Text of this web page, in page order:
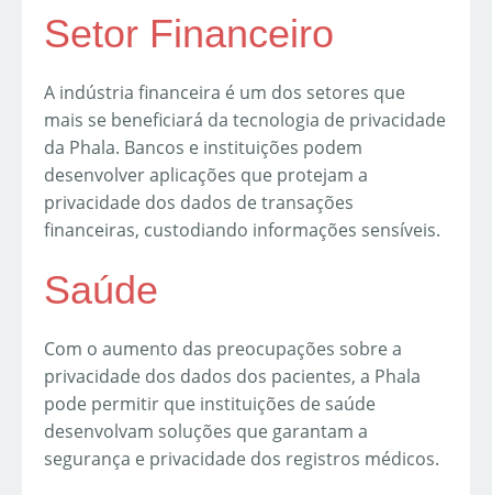
Setor Financeiro
A indústria financeira é um dos setores que
mais se beneficiará da tecnologia de privacidade
da Phala. Bancos e instituições podem
desenvolver aplicações que protejam a
privacidade dos dados de transações
financeiras, custodiando informações sensíveis.
Saúde
Com o aumento das preocupações sobre a
privacidade dos dados dos pacientes, a Phala
pode permitir que instituições de saúde
desenvolvam soluções que garantam a
segurança e privacidade dos registros médicos.